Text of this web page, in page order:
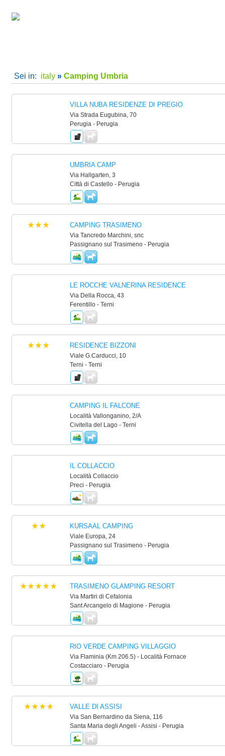
Sei in: italy» Camping Umbria
VILLA NUBA RESIDENZE DI PREGIO
Via Strada Eugubina, 70
Perugia - Perugia
UMBRIA CAMP
Via Hallgarten, 3
Città di Castello - Perugia
CAMPING TRASIMENO
Via Tancredo Marchini, snc
Passignano sul Trasimeno - Perugia
LE ROCCHE VALNERINA RESIDENCE
Via Della Rocca, 43
Ferentillo - Terni
RESIDENCE BIZZONI
Viale G.Carducci, 10
Terni - Terni
CAMPING IL FALCONE
Località Vallonganino, 2/A
Civitella del Lago - Terni
IL COLLACCIO
Località Collaccio
Preci - Perugia
KURSAAL CAMPING
Viale Europa, 24
Passignano sul Trasimeno - Perugia
TRASIMENO GLAMPING RESORT
Via Martiri di Cefalonia
Sant Arcangelo di Magione - Perugia
RIO VERDE CAMPING VILLAGGIO
Via Flaminia (Km 206.5) - Località Fornace
Costacciaro - Perugia
VALLE DI ASSISI
Via San Bernardino da Siena, 116
Santa Maria degli Angeli - Assisi - Perugia